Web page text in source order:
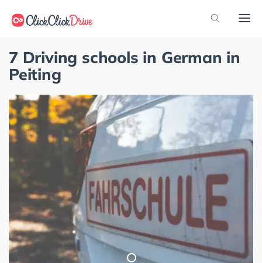
7 Driving schools in German in
Peiting